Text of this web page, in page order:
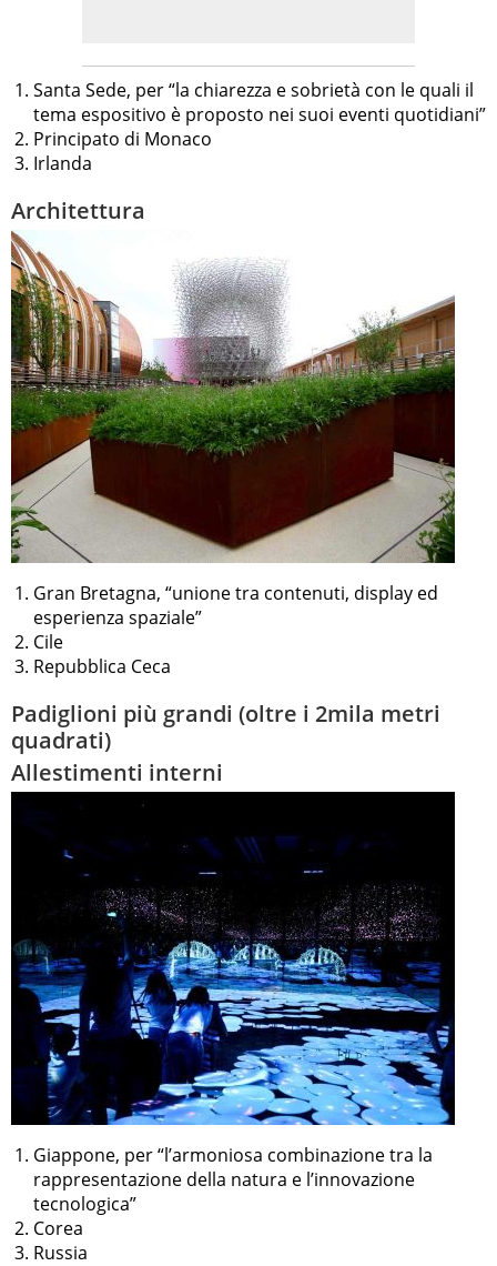
Santa Sede, per “la chiarezza e sobrietà con le quali il
tema espositivo è proposto nei suoi eventi quotidiani”
Principato di Monaco
Irlanda
Architettura
Gran Bretagna, “unione tra contenuti, display ed
esperienza spaziale”
Cile
Repubblica Ceca
Padiglioni più grandi (oltre i 2mila metri
quadrati)
Allestimenti interni
Giappone, per “l’armoniosa combinazione tra la
rappresentazione della natura e l’innovazione
tecnologica”
Corea
Russia